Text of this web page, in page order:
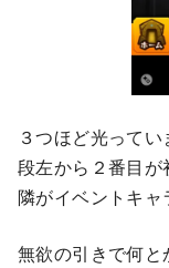
３つほど光って
段左から２番目が
隣がイベントキャ
無欲の引きで何